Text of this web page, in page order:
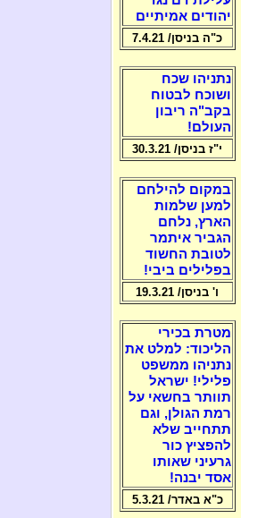
יהודים אמיתיים
כ"ה בניסן/ 7.4.21
נתניהו שכח
ושוכח לבטוח
בקב"ה ריבון
העולם!
י"ז בניסן/ 30.3.21
במקום להילחם
למען שלמות
הארץ, נלחם
הגביר איתמר
לטובת החשוד
בפלילים ביבי!
ו' בניסן/ 19.3.21
מטרת בכירי
הליכוד: למלט את
נתניהו ממשפט
פלילי! ישראל
תוותר בחשאי על
רמת הגולן, וגם
תתחייב שלא
להפציץ כור
גרעיני שאותו
אסד יבנה!
כ"א באדר/ 5.3.21